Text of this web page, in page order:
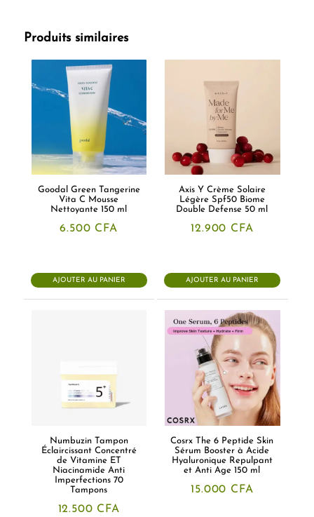
Produits similaires
Goodal Green Tangerine
Vita C Mousse
Nettoyante 150 ml
6.500 CFA
AJOUTER AU PANIER
Axis Y Crème Solaire
Légère Spf50 Biome
Double Defense 50 ml
12.900 CFA
AJOUTER AU PANIER
Numbuzin Tampon
Éclaircissant Concentré
de Vitamine ET
Niacinamide Anti
Imperfections 70
Tampons
12.500 CFA
Cosrx The 6 Peptide Skin
Sérum Booster à Acide
Hyaluronique Repulpant
et Anti Age 150 ml
15.000 CFA